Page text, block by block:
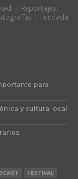
| Reportajes,
| Fundada
para
y cultura local
FESTIVAL